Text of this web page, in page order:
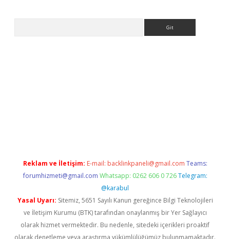
Reklam ve İletişim: E-mail: backlinkpaneli@gmail.com Teams:
forumhizmeti@gmail.com Whatsapp: 0262 606 0 726 Telegram:
@karabul
Yasal Uyarı: Sitemiz, 5651 Sayılı Kanun gereğince Bilgi Teknolojileri
ve İletişim Kurumu (BTK) tarafından onaylanmış bir Yer Sağlayıcı
olarak hizmet vermektedir. Bu nedenle, sitedeki içerikleri proaktif
olarak denetleme veya araştırma yükümlülüğümüz bulunmamaktadır.